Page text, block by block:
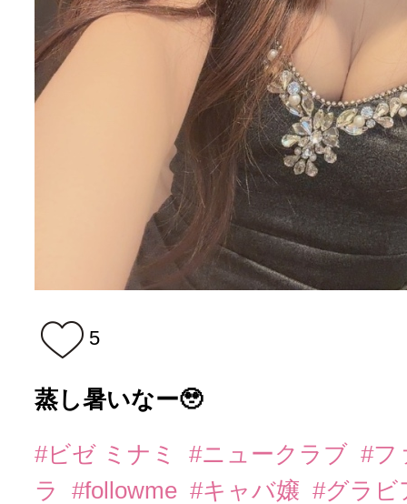
5
蒸し暑いなー🥹
#ビゼ ミナミ #ニュークラブ #フ
ラ
#followme #キャバ嬢 #グラ